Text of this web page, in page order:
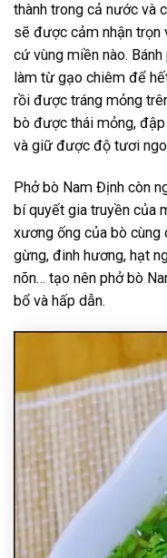
thành trong cả nước và
sẽ được cảm nhận trọn
cứ vùng miền nào.
làm từ gạo chiêm để
rồi được tráng mỏng
bò được thái mỏng,
và giữ được độ tươi
Phở bò Nam Định còn
bí quyết gia truyền của
xương ống của bò cùng
gừng, đinh hương, hạt
nõn… tạo nên phở bò
bổ và hấp dẫn.